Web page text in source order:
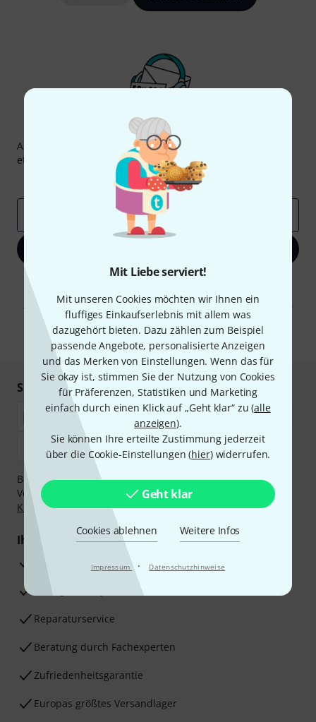
Mit Liebe serviert!
Mit unseren Cookies möchten wir Ihnen ein
fluffiges Einkaufserlebnis mit allem was
dazugehört bieten. Dazu zählen zum Beispiel
passende Angebote, personalisierte Anzeigen
und das Merken von Einstellungen. Wenn das für
Sie okay ist, stimmen Sie der Nutzung von Cookies
für Präferenzen, Statistiken und Marketing
einfach durch einen Klick auf „Geht klar“ zu (alle
anzeigen).
Sie können Ihre erteilte Zustimmung jederzeit
über die Cookie-Einstellungen (hier) widerrufen.
Geht klar
Cookies ablehnen Weitere Infos
Impressum · Datenschutzhinweise
Thomann Newsletter
Abonniere den Thomann Newsletter und gewinne mit
etwas Glück einen von50 Gutscheinenüber jeweils
Inspirierende Beiträge
Deals
Mit Klick auf „Jetzt anmelden“ stimmen Sie dem Erhalt von E-Mail-
Werbung und einer Messung des E-Mail-Nutzungsverhaltens zu. Die
Abmeldung ist jederzeit möglich. Weitere Informationen finden Sie in
unserenDatenschutzhinweisen.
Sicher einkaufen & bezahlen
Bezahlen Sie vertraulich und sicher per Nachnahme,
Vorkasse, PayPal, Amazon Pay,Klarna Sofort bezahlen
,
Klarna Ratenzahlungoder Kreditkarte.
Ihre Vorteile
3 Jahre Thomann Garantie
30 Tage Money-Back-Garantie
Reparaturservice
Beratung durch Fachexperten
Zufriedenheitsgarantie
Europas größtes Versandlager